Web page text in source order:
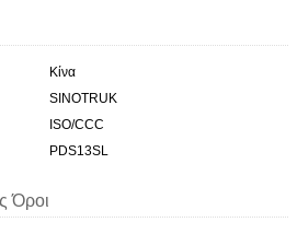
Κίνα
SINOTRUK
ISO/CCC
PDS13SL
Όροι